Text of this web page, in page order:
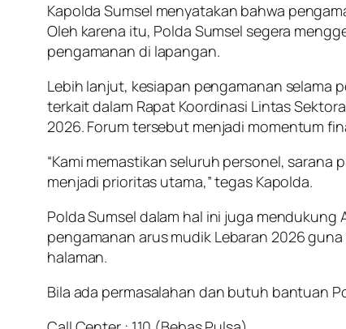
Kapolda Sumsel menyatakan bahwa
Oleh karena itu, Polda Sumsel segera
pengamanan di lapangan.
Lebih lanjut, kesiapan pengamanan selama
terkait dalam Rapat Koordinasi Lintas
2026. Forum tersebut menjadi momentum
“Kami memastikan seluruh personel, sarana
menjadi prioritas utama,” tegas Kapolda.
Polda Sumsel dalam hal ini juga
pengamanan arus mudik Lebaran 2026
halaman.
Bila ada permasalahan dan butuh bantuan